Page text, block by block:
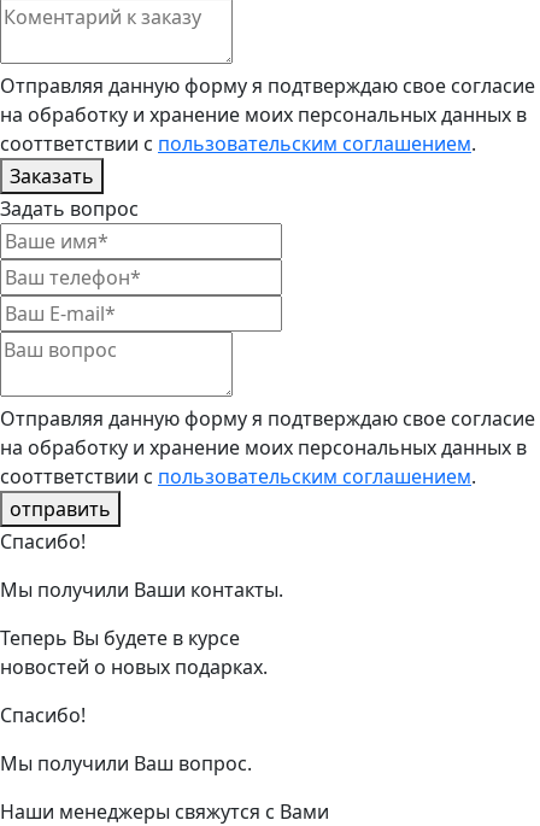
Отправляя данную форму я подтверждаю свое согласие
на обработку и хранение моих персональных данных в
сооттветствии с пользовательским соглашением.
Заказать
Задать вопрос
Отправляя данную форму я подтверждаю свое согласие
на обработку и хранение моих персональных данных в
сооттветствии с пользовательским соглашением.
отправить
Спасибо!
Мы получили Ваши контакты.
Теперь Вы будете в курсе
новостей о новых подарках.
Спасибо!
Мы получили Ваш вопрос.
Наши менеджеры свяжутся с Вами